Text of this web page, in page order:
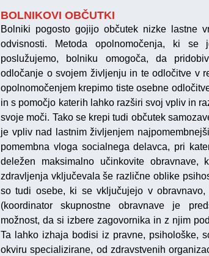
BOLNIKOVI OBČUTKI
Bolniki pogosto gojijo občutek nizke lastne
odvisnosti. Metoda opolnomočenja, ki se
poslužujemo, bolniku omogoča, da
odločanje o svojem življenju in te odločitve v
opolnomočenjem krepimo tiste osebne
in s pomočjo katerih lahko razširi svoj vpliv in
svoje moči. Tako se krepi tudi občutek
je vpliv nad lastnim življenjem
pomembna vloga socialnega delavca, pri
deležen maksimalno učinkovite obravnave,
zdravljenja vključevala še različne oblike
so tudi osebe, ki se vključujejo v
(koordinator skupnostne obravnave je
možnost, da si izbere zagovornika in z njim
Ta lahko izhaja bodisi iz pravne, psihološke,
okviru specializirane, od zdravstvenih